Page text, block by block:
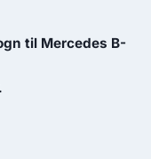
til Mercedes B-